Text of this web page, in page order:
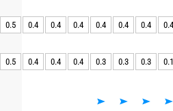
0.5 0.4 0.4 0.4 0.4 0.4 0.4 0.4
0.5 0.4 0.4 0.4 0.3 0.3 0.3 0.1